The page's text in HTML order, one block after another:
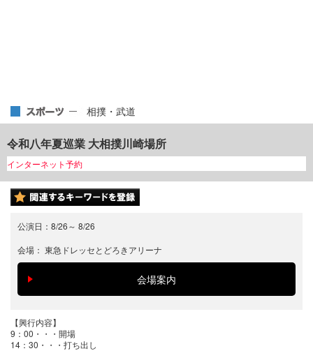
相撲・武道
令和八年夏巡業 大相撲川崎場所
インターネット予約
公演日： 8/26～ 8/26
会場： 東急ドレッセとどろきアリーナ
【興行内容】
9：00・・・開場
14：30・・・打ち出し